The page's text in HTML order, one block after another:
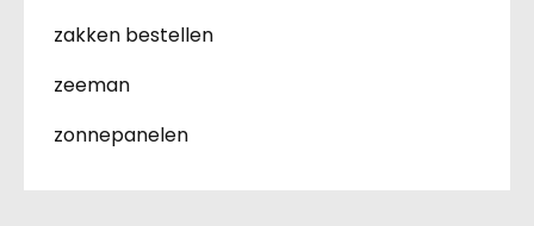
zakken bestellen
zeeman
zonnepanelen